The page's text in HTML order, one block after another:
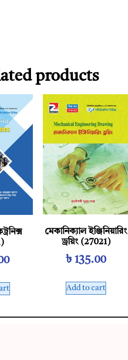
products
মেকানিক্যাল ইঞ্জিনিয়ারিং
ড্রয়িং (27021)
৳135.00
Add to cart